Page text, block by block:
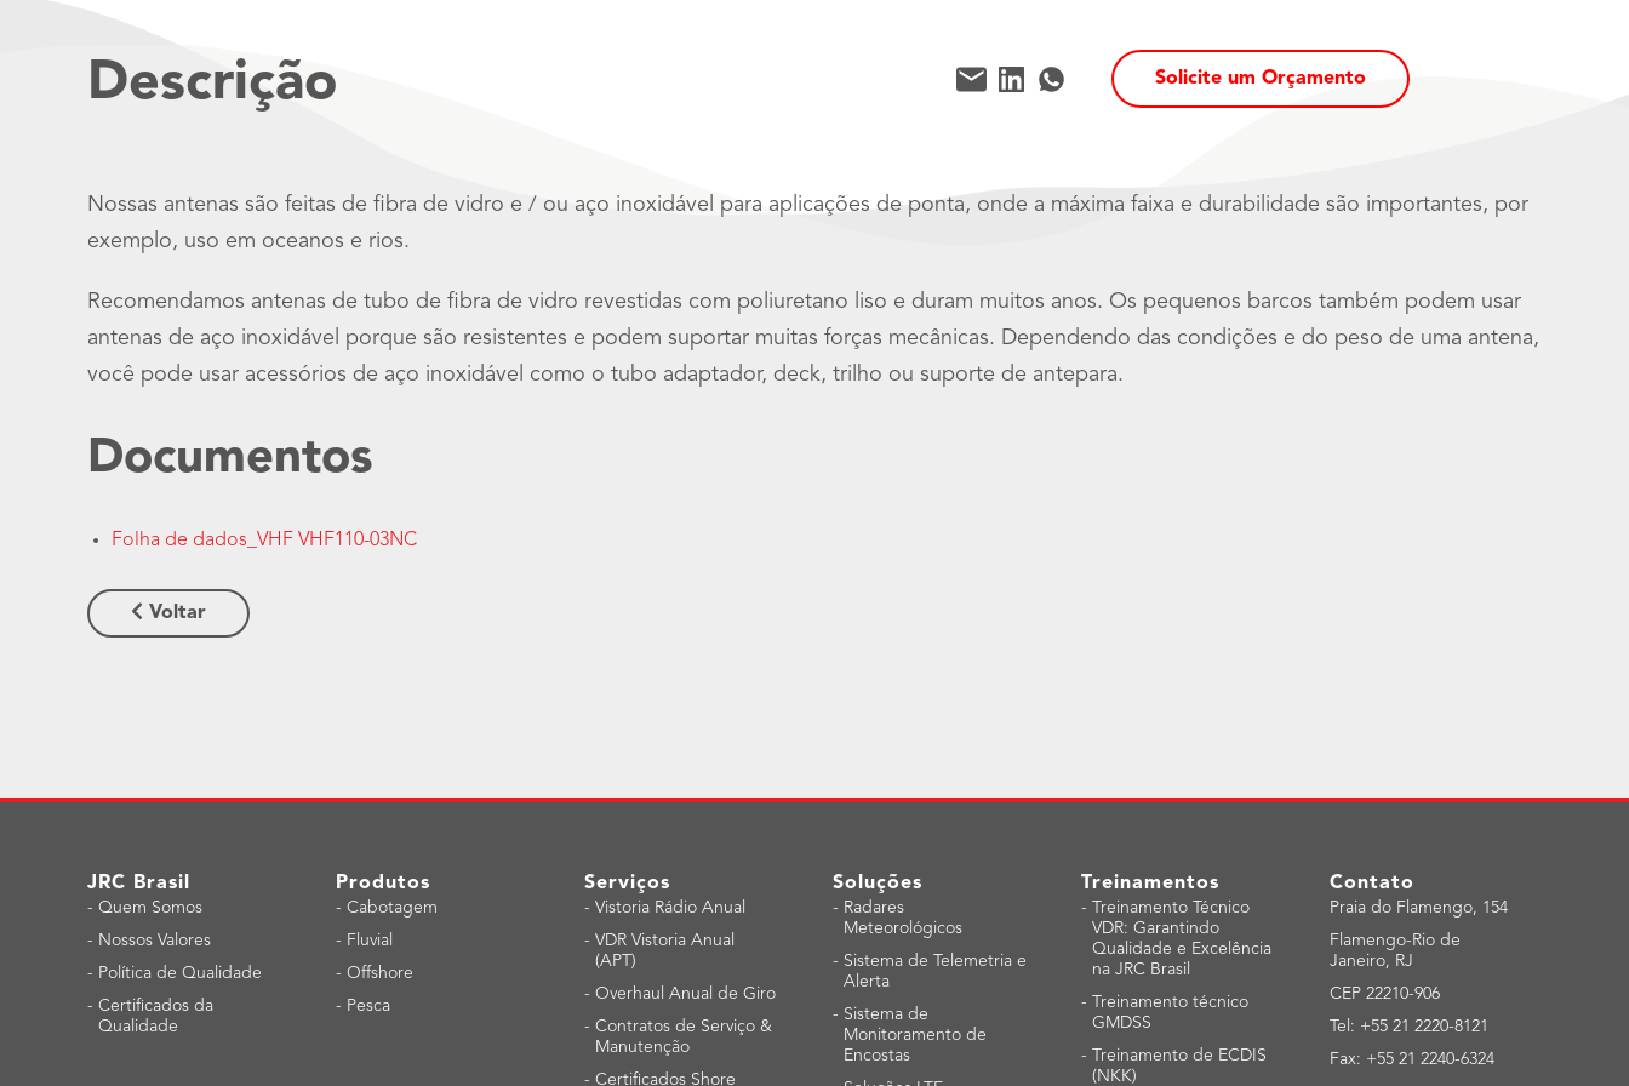
Descrição Solicite um Orçamento
Nossas antenas são feitas de fibra de vidro e / ou aço inoxidável para aplicações de ponta, onde a máxima faixa e durabilidade são importantes, por
exemplo, uso em oceanos e rios.
Recomendamos antenas de tubo de fibra de vidro revestidas com poliuretano liso e duram muitos anos. Os pequenos barcos também podem usar
antenas de aço inoxidável porque são resistentes e podem suportar muitas forças mecânicas. Dependendo das condições e do peso de uma antena,
você pode usar acessórios de aço inoxidável como o tubo adaptador, deck, trilho ou suporte de antepara.
Documentos
Folha de dados_VHF VHF110-03NC
Voltar
JRC Brasil
- Quem Somos
- Nossos Valores
- Política de Qualidade
- Certificados da
Qualidade
Produtos
- Cabotagem
- Fluvial
- Offshore
- Pesca
Serviços
- Vistoria Rádio Anual
- VDR Vistoria Anual
(APT)
- Overhaul Anual de Giro
- Contratos de Serviço &
Manutenção
- Certificados Shore
Soluções
- Radares
Meteorológicos
- Sistema de Telemetria e
Alerta
- Sistema de
Monitoramento de
Encostas
Treinamentos
- Treinamento Técnico
VDR: Garantindo
Qualidade e Excelência
na JRC Brasil
- Treinamento técnico
GMDSS
- Treinamento de ECDIS
(NKK)
Contato
Praia do Flamengo, 154
Flamengo-Rio de
Janeiro, RJ
CEP 22210-906
Tel: +55 21 2220-8121
Fax: +55 21 2240-6324